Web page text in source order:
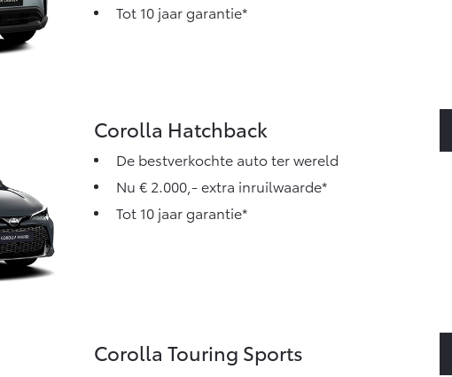
Tot 10 jaar garantie*
Corolla Hatchback
De bestverkochte auto ter wereld
Nu € 2.000,- extra inruilwaarde*
Tot 10 jaar garantie*
Corolla Touring Sports